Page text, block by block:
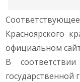
Красноярского
официальном
В
государственной